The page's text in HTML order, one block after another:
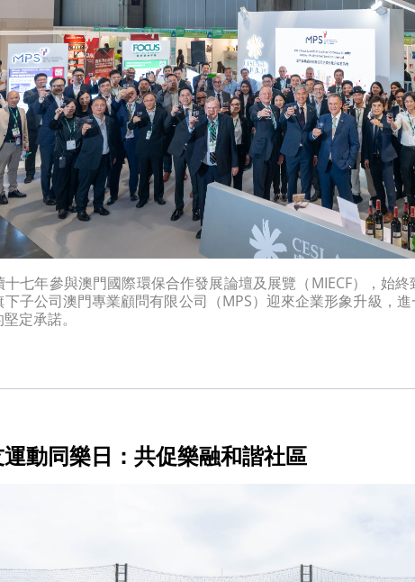
十七年參與澳門國際環保合作發展論壇及展覽（MIECF），始
下子公司澳門專業顧問有限公司（MPS）迎來企業形象升級，
定承諾。
動同樂日：共促樂融和諧社區